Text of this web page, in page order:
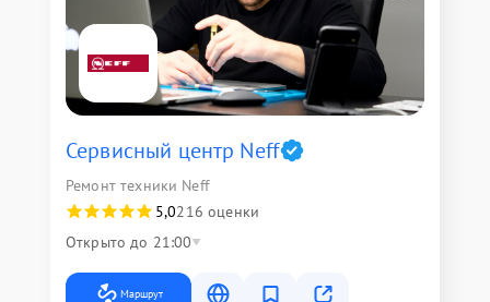
Сервисный центр Neff
Ремонт техники Neff
5,0216 оценки
Открыто до 21:00
Маршрут